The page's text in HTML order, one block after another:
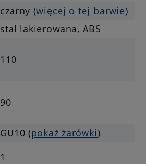
czarny (więcej o tej barwie)
stal lakierowana, ABS
110
90
GU10 (pokaż żarówki)
1